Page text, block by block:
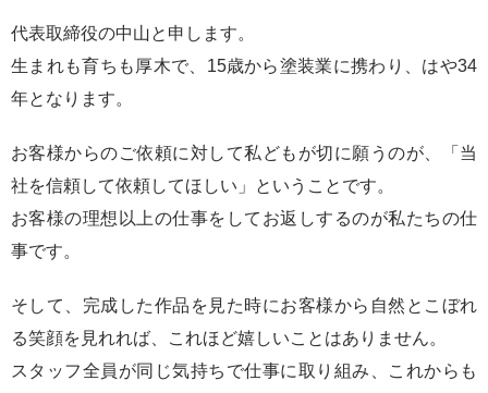
代表取締役の中山と申します。
生まれも育ちも厚木で、15歳から塗装業に携わり、はや34
年となります。
お客様からのご依頼に対して私どもが切に願うのが、「当
社を信頼して依頼してほしい」ということです。
お客様の理想以上の仕事をしてお返しするのが私たちの仕
事です。
そして、完成した作品を見た時にお客様から自然とこぼれ
る笑顔を見れれば、これほど嬉しいことはありません。
スタッフ全員が同じ気持ちで仕事に取り組み、これからも